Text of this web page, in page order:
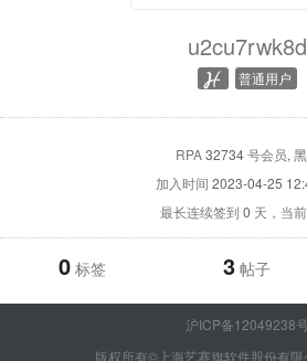
u2cu7rwk8d
普通用户
RPA32734号会员,
加入时间 2023-04-25
最长连续签到 0 天，当前
0 标签 3 帖子
沪ICP备12049238号
版权所有©上海艺赛旗软件股份有